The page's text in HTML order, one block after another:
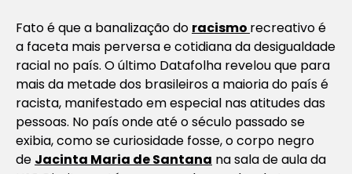
Fato é que a banalização do racismo recreativo é
a faceta mais perversa e cotidiana da desigualdade
racial no país. O último Datafolha revelou que para
mais da metade dos brasileiros a maioria do país é
racista, manifestado em especial nas atitudes das
pessoas. No país onde até o século passado se
exibia, como se curiosidade fosse, o corpo negro
de Jacinta Maria de Santana na sala de aula da